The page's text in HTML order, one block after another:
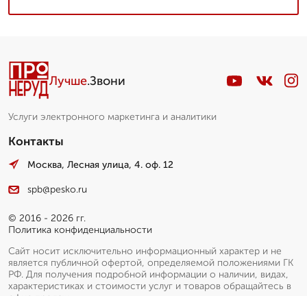
Лучше.Звони
Услуги электронного маркетинга и аналитики
Контакты
Москва, Лесная улица, 4. оф. 12
spb@pesko.ru
© 2016 - 2026 гг.
Политика конфиденциальности
Сайт носит исключительно информационный характер и не
является публичной офертой, определяемой положениями ГК
РФ. Для получения подробной информации о наличии, видах,
характеристиках и стоимости услуг и товаров обращайтесь в